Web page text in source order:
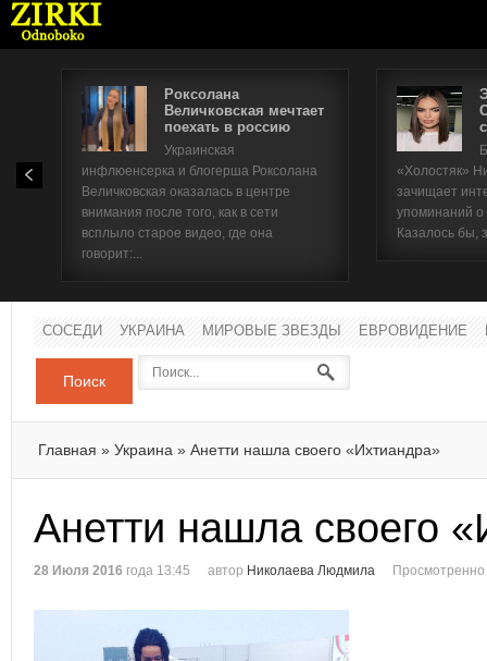
Роксолана
Величковская мечтает
поехать в россию
Украинская
инфлюенсерка и блогерша Роксолана
Величковская оказалась в центре
внимания после того, как в сети
всплыло старое видео, где она
говорит:...
«Холостяк»
зачищает
упоминаний
Казалось бы,
СОСЕДИ УКРАИНА МИРОВЫЕ ЗВЕЗДЫ ЕВРОВИДЕНИЕ
Поиск
Главная » Украина » Анетти нашла своего «Ихтиандра»
Анетти нашла своего
28 Июля 2016 года 13:45 автор Николаева Людмила
Имя